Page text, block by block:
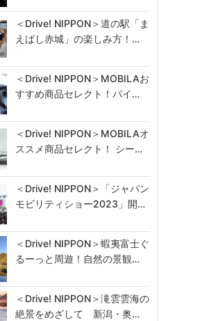
＜Drive! NIPPON＞道の駅「ま
えばし赤城」の楽しみ方！…
＜Drive! NIPPON＞MOBILAお
すすめ商品セレクト！パイ…
＜Drive! NIPPON＞MOBILAオ
ススメ商品セレクト！ シー…
＜Drive! NIPPON＞「ジャパン
モビリティショー2023」開…
＜Drive! NIPPON＞蝦夷富士ぐ
るーっと周遊！自然の景観…
＜Drive! NIPPON＞滝雲雲海の
絶景をめざして 新潟・奥…